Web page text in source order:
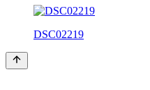
DSC02219